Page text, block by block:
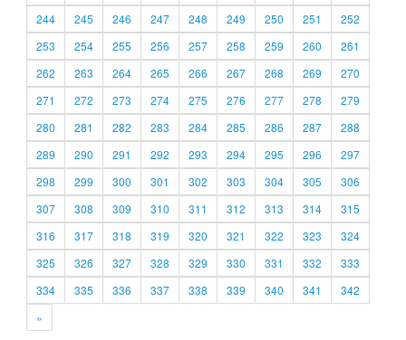
244
245 246 247 248 249 250 251
252
253
254 255 256 257 258 259 260
261
262
263 264 265 266 267 268 269
270
271
272 273 274 275 276 277 278
279
280
281 282 283 284 285 286 287
288
289
290 291 292 293 294 295 296
297
298
299 300 301 302 303 304 305
306
307
308 309 310 311 312 313 314
315
316
317 318 319 320 321 322 323
324
325
326 327 328 329 330 331 332
333
334
335 336 337 338 339 340 341
342
»